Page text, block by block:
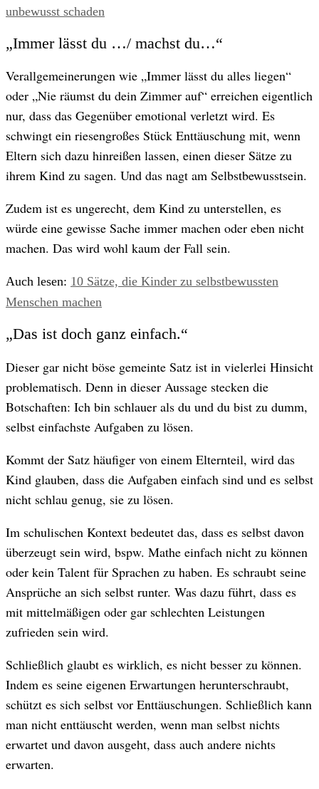
unbewusst schaden
„Immer lässt du …/ machst du…“
Verallgemeinerungen wie „Immer lässt du alles liegen“
oder „Nie räumst du dein Zimmer auf“ erreichen eigentlich
nur, dass das Gegenüber emotional verletzt wird. Es
schwingt ein riesengroßes Stück Enttäuschung mit, wenn
Eltern sich dazu hinreißen lassen, einen dieser Sätze zu
ihrem Kind zu sagen. Und das nagt am Selbstbewusstsein.
Zudem ist es ungerecht, dem Kind zu unterstellen, es
würde eine gewisse Sache immer machen oder eben nicht
machen. Das wird wohl kaum der Fall sein.
Auch lesen: 10 Sätze, die Kinder zu selbstbewussten
Menschen machen
„Das ist doch ganz einfach.“
Dieser gar nicht böse gemeinte Satz ist in vielerlei Hinsicht
problematisch. Denn in dieser Aussage stecken die
Botschaften: Ich bin schlauer als du und du bist zu dumm,
selbst einfachste Aufgaben zu lösen.
Kommt der Satz häufiger von einem Elternteil, wird das
Kind glauben, dass die Aufgaben einfach sind und es selbst
nicht schlau genug, sie zu lösen.
Im schulischen Kontext bedeutet das, dass es selbst davon
überzeugt sein wird, bspw. Mathe einfach nicht zu können
oder kein Talent für Sprachen zu haben. Es schraubt seine
Ansprüche an sich selbst runter. Was dazu führt, dass es
mit mittelmäßigen oder gar schlechten Leistungen
zufrieden sein wird.
Schließlich glaubt es wirklich, es nicht besser zu können.
Indem es seine eigenen Erwartungen herunterschraubt,
schützt es sich selbst vor Enttäuschungen. Schließlich kann
man nicht enttäuscht werden, wenn man selbst nichts
erwartet und davon ausgeht, dass auch andere nichts
erwarten.